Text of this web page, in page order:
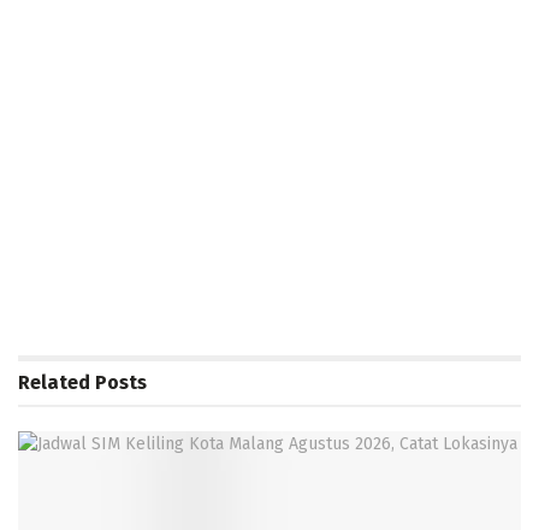
Related Posts